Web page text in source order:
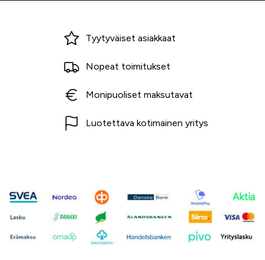
Miksi ostaa Tarvikekeskuksesta?
Tyytyväiset asiakkaat
Nopeat toimitukset
Monipuoliset maksutavat
Luotettava kotimainen yritys